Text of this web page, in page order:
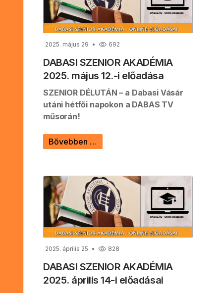
2025. május 29 692
DABASI SZENIOR AKADÉMIA
2025. május 12.-i előadása
SZENIOR DÉLUTÁN – a Dabasi Vásár
utáni hétfői napokon a DABAS TV
műsorán!
Bővebben …
2025. április 25 828
DABASI SZENIOR AKADÉMIA
2025. április 14-i előadásai